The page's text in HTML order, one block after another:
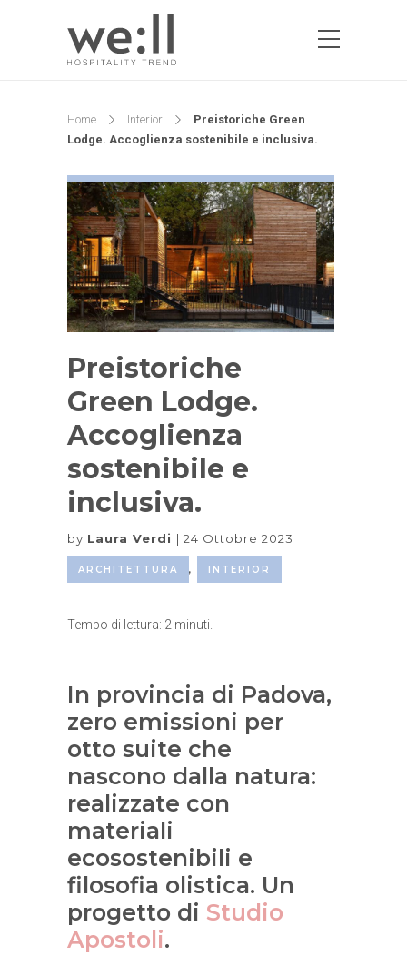
Home Interior
Preistoriche Green
Lodge. Accoglienza sostenibile e inclusiva.
Preistoriche
Green Lodge.
Accoglienza
sostenibile e
inclusiva.
by Laura Verdi 24 Ottobre 2023
ARCHITETTURA , INTERIOR
Tempo di lettura: 2 minuti.
In provincia di Padova,
zero emissioni per
otto suite che
nascono dalla natura:
realizzate con
materiali
ecosostenibili e
filosofia olistica. Un
progetto di Studio
Apostoli.